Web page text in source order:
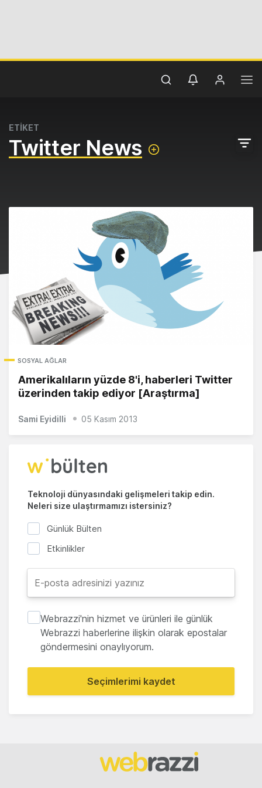
ETİKET
Twitter News
SOSYAL AĞLAR
Amerikalıların yüzde 8'i, haberleri Twitter
üzerinden takip ediyor [Araştırma]
Sami Eyidilli 05 Kasım 2013
Teknoloji dünyasındaki gelişmeleri takip edin.
Neleri size ulaştırmamızı istersiniz?
Günlük Bülten
Etkinlikler
Webrazzi'nin hizmet ve ürünleri ile günlük
Webrazzi haberlerine ilişkin olarak epostalar
göndermesini onaylıyorum.
Seçimlerimi kaydet